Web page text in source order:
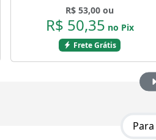
R$ 53,00 ou
R$ 50,35 no Pix
Frete Grátis